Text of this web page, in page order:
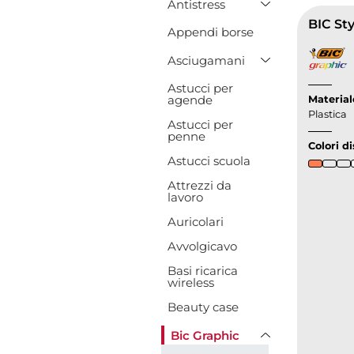
Antistress
Appendi borse
Asciugamani
Toggle
Astucci per
agende
Astucci per
penne
Astucci scuola
Attrezzi da
lavoro
Auricolari
Avvolgicavo
Basi ricarica
wireless
Beauty case
Bic Graphic
Toggle
BIC
Plastica
Colori